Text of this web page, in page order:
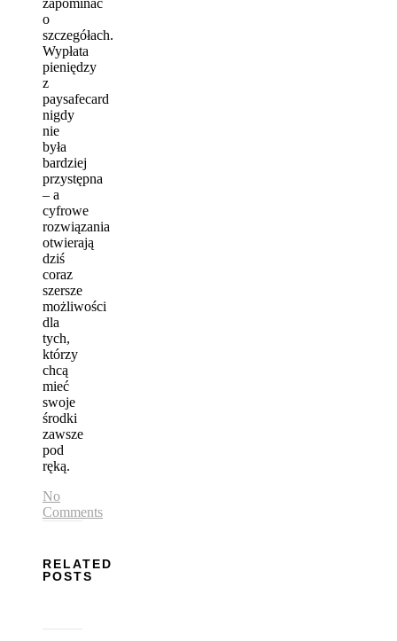
zapominać
o
szczegółach.
Wypłata
pieniędzy
z
paysafecard
nigdy
nie
była
bardziej
przystępna
– a
cyfrowe
rozwiązania
otwierają
dziś
coraz
szersze
możliwości
dla
tych,
którzy
chcą
mieć
swoje
środki
zawsze
pod
ręką.
No
Comments
RELATED
POSTS